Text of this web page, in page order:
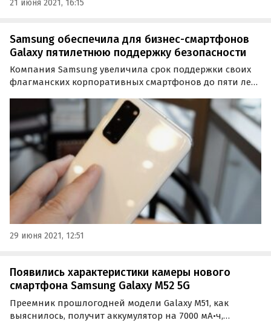
21 июня 2021, 16:15
Samsung обеспечила для бизнес-смартфонов
Galaxy пятилетнюю поддержку безопасности
Компания Samsung увеличила срок поддержки своих
флагманских корпоративных смартфонов до пяти лет.
обновления безопасности на срок до четырех лет и
обновления ОС в течение трех лет.
29 июня 2021, 12:51
Появились характеристики камеры нового
смартфона Samsung Galaxy M52 5G
Преемник прошлогодней модели Galaxy M51, как
выяснилось, получит аккумулятор на 7000 мА•ч,